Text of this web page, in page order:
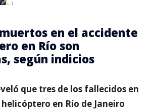
en el accidente
en Río son
según indicios
que tres de los fallecidos en
en Río de Janeiro